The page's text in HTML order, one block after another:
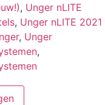
, Unger nLITE
, Unger nLITE 2021
, Unger
,